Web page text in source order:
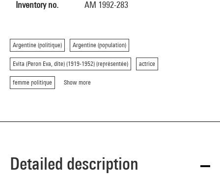
Inventory no. AM 1992-283
Argentine (politique) Argentine (population)
Evita (Peron Eva, dite) (1919-1952) (représentée) actrice
femme politique Show more
Detailed description